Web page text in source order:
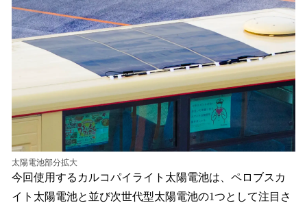
太陽電池部分拡大
今回使用するカルコパイライト太陽電池は、ペロブスカ
イト太陽電池と並び次世代型太陽電池の1つとして注目さ